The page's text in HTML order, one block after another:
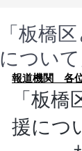
「板橋
につい
報道機関　各
「板
援につ